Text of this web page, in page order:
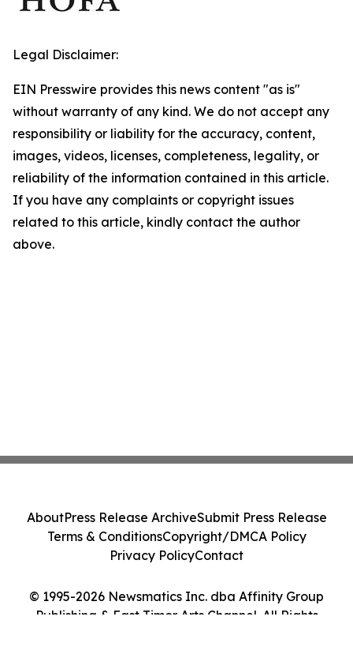
Legal Disclaimer:
EIN Presswire provides this news content "as is"
without warranty of any kind. We do not accept any
responsibility or liability for the accuracy, content,
images, videos, licenses, completeness, legality, or
reliability of the information contained in this article.
If you have any complaints or copyright issues
related to this article, kindly contact the author
above.
© 1995-2026 Newsmatics Inc. dba Affinity Group
Publishing & East Timor Arts Channel. All Rights
AboutPress Release ArchiveSubmit Press Release
Terms & ConditionsCopyright/DMCA Policy
Privacy PolicyContact